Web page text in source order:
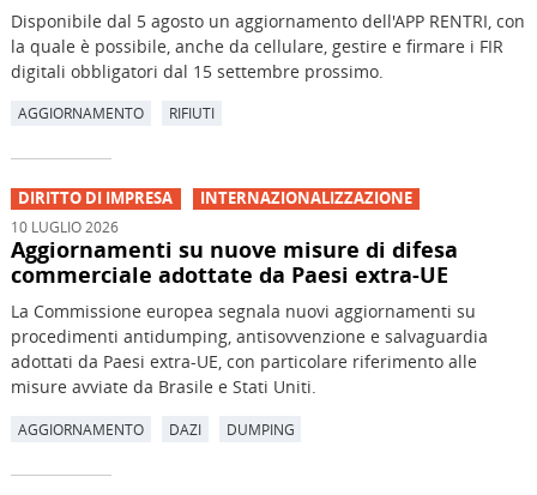
Disponibile dal 5 agosto un aggiornamento dell'APP RENTRI, con
la quale è possibile, anche da cellulare, gestire e firmare i FIR
digitali obbligatori dal 15 settembre prossimo.
AGGIORNAMENTO RIFIUTI
DIRITTO DI IMPRESA INTERNAZIONALIZZAZIONE
10 LUGLIO 2026
Aggiornamenti su nuove misure di difesa
commerciale adottate da Paesi extra-UE
La Commissione europea segnala nuovi aggiornamenti su
procedimenti antidumping, antisovvenzione e salvaguardia
adottati da Paesi extra-UE, con particolare riferimento alle
misure avviate da Brasile e Stati Uniti.
AGGIORNAMENTO DAZI DUMPING